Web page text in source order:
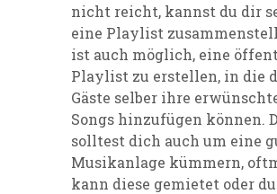
nicht reicht, kannst du dir
eine Playlist
ist auch möglich, eine
Playlist zu erstellen, in die
Gäste selber ihre
Songs hinzufügen können.
solltest dich auch um eine
Musikanlage kümmern,
kann diese gemietet oder